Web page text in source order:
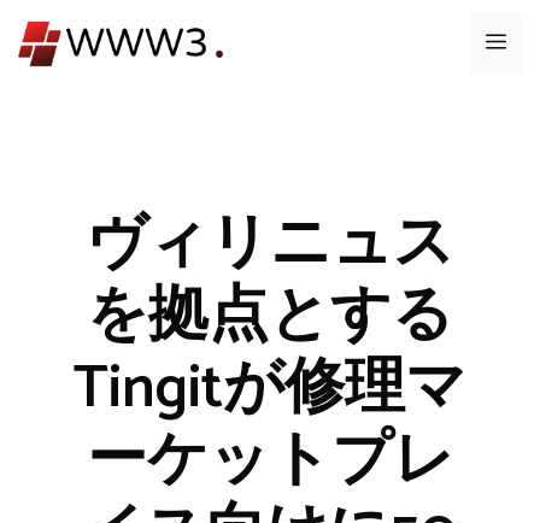
ン
メ
ヴィリニュス
を拠点とする
Tingitが修理マ
ーケットプレ